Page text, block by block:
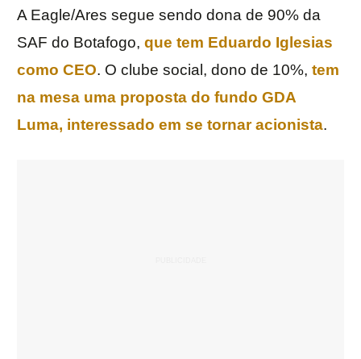
A Eagle/Ares segue sendo dona de 90% da
SAF do Botafogo, que tem Eduardo Iglesias
como CEO. O clube social, dono de 10%, tem
na mesa uma proposta do fundo GDA
Luma, interessado em se tornar acionista.